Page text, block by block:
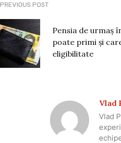
PREVIOUS POST
Pensia de urmaș
poate primi și
eligibilitate
Vlad
Vlad